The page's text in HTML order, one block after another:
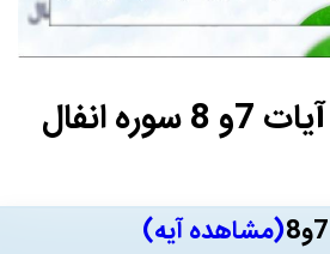
انفال
(مشاهده آیه)